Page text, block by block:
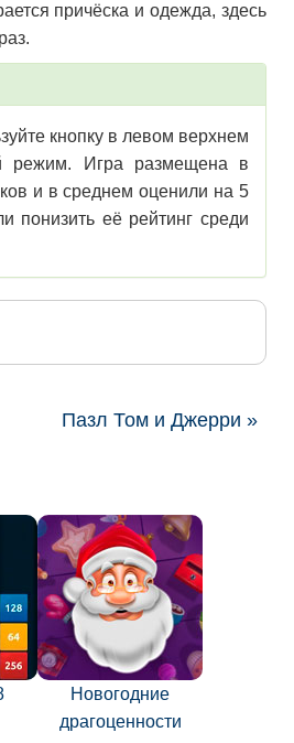
причёска и одежда, здесь
кнопку в левом верхнем
режим. Игра размещена в
и в среднем оценили на 5
понизить её рейтинг среди
Пазл Том и Джерри »
Новогодние
драгоценности